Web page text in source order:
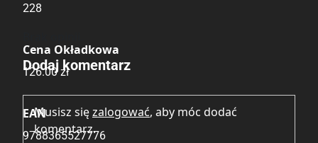
228
Cena Okładkowa
126.00 zł
EAN
9788365527776
Dodaj komentarz
Musisz sięzalogować, aby móc dodać
komentarz.